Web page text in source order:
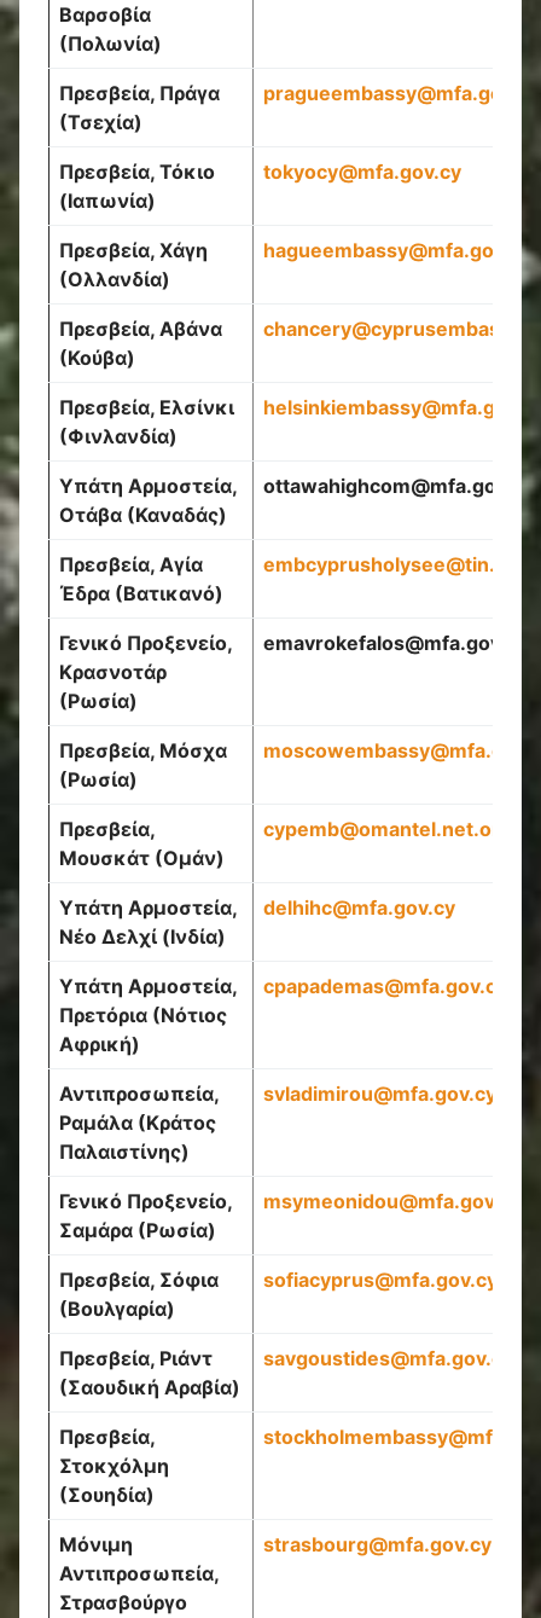
Βαρσοβία
(Πολωνία)
Πρεσβεία, Πράγα
(Τσεχία)
pragueembassy@mfa.gov
Πρεσβεία, Τόκιο
(Ιαπωνία)
tokyocy@mfa.gov.cy
Πρεσβεία, Χάγη
(Ολλανδία)
hagueembassy@mfa.gov cy
Πρεσβεία, Αβάνα
(Κούβα)
chancery@
Πρεσβεία, Ελσίνκι
(Φινλανδία)
helsinkiembassy@mfa.gov
Υπάτη Αρμοστεία,
Οτάβα (Καναδάς)
ottawahighcom@mfa.gov cy
Πρεσβεία, Αγία
Έδρα (Βατικανό)
embcyprusholysee@tin.
Γενικό Προξενείο,
Κρασνοτάρ
(Ρωσία)
emavrokefalos@mfa.gov
Πρεσβεία, Μόσχα
(Ρωσία)
moscowembassy@mfa.gov
Πρεσβεία,
Μουσκάτ (Ομάν)
cypemb@omantel.net.om
Υπάτη Αρμοστεία,
Νέο Δελχί (Ινδία)
delhihc@mfa.gov.cy
Υπάτη Αρμοστεία,
Πρετόρια (Νότιος
Αφρική)
cpapademas@mfa.gov.cy
Αντιπροσωπεία,
Ραμάλα (Κράτος
Παλαιστίνης)
svladimirou@mfa.gov.cy
Γενικό Προξενείο,
Σαμάρα (Ρωσία)
msymeonidou@mfa.gov.cy
Πρεσβεία, Σόφια
(Βουλγαρία)
sofiacyprus@mfa.gov.cy
Πρεσβεία, Ριάντ
(Σαουδική Αραβία)
savgoustides@mfa.gov.cy
Πρεσβεία,
Στοκχόλμη
(Σουηδία)
stockholmembassy@mfa
Μόνιμη
Αντιπροσωπεία,
Στρασβούργο
strasbourg@mfa.gov.cy